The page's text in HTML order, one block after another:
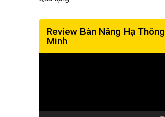
Review Bàn Nâng Hạ Thông
Minh